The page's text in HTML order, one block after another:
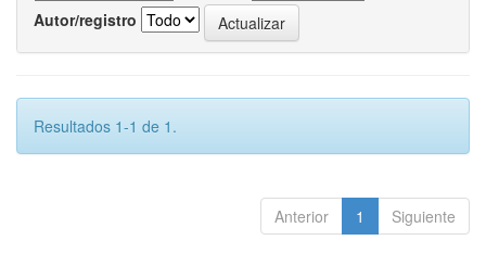
Autor/registro
Resultados 1-1 de 1.
Anterior 1 Siguiente